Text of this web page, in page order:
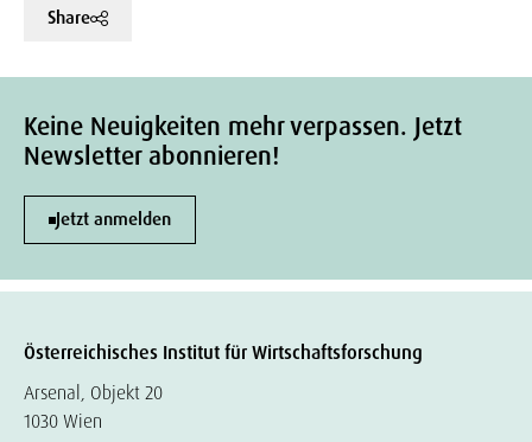
Share
Keine Neuigkeiten mehr verpassen. Jetzt
Newsletter abonnieren!
Jetzt anmelden
Österreichisches Institut für Wirtschaftsforschung
Arsenal, Objekt 20
1030 Wien